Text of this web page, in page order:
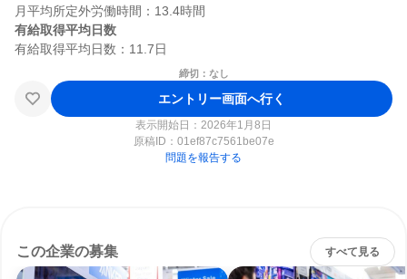
有給取得平均日数
締切：なし
エントリー画面へ行く
表示開始日：2026年1月8日
原稿ID： 01ef87c7561be07e
問題を報告する
この企業の募集 すべて見る